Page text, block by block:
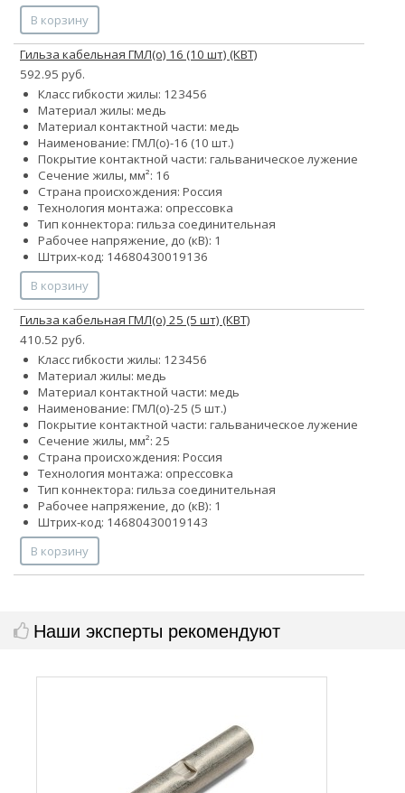
В корзину
Гильза кабельная ГМЛ(о) 16 (10 шт) (КВТ)
592.95 руб.
Класс гибкости жилы: 123456
Материал жилы: медь
Материал контактной части: медь
Наименование: ГМЛ(о)-16 (10 шт.)
Покрытие контактной части: гальваническое лужение
Сечение жилы, мм²: 16
Страна происхождения: Россия
Технология монтажа: опрессовка
Тип коннектора: гильза соединительная
Рабочее напряжение, до (кВ): 1
Штрих-код: 14680430019136
В корзину
Гильза кабельная ГМЛ(о) 25 (5 шт) (КВТ)
410.52 руб.
Класс гибкости жилы: 123456
Материал жилы: медь
Материал контактной части: медь
Наименование: ГМЛ(о)-25 (5 шт.)
Покрытие контактной части: гальваническое лужение
Сечение жилы, мм²: 25
Страна происхождения: Россия
Технология монтажа: опрессовка
Тип коннектора: гильза соединительная
Рабочее напряжение, до (кВ): 1
Штрих-код: 14680430019143
В корзину
Наши эксперты рекомендуют